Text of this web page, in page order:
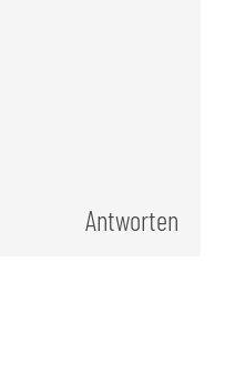
Antworten